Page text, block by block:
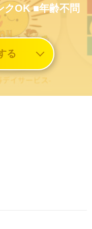
クOK■年齢不問
る